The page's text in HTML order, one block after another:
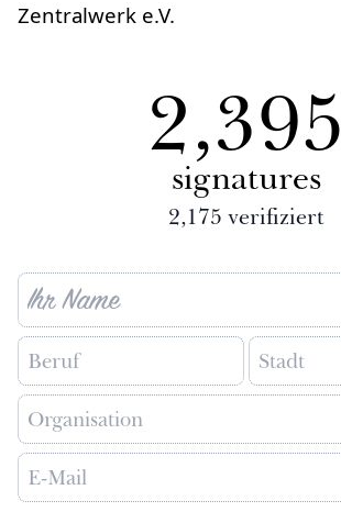
Zentralwerk e.V.
2,395
signatures
2,175 verifiziert